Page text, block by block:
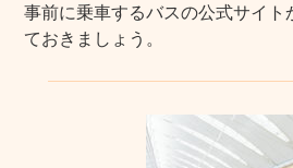
事前に乗車するバスの公式サイト
ておきましょう。